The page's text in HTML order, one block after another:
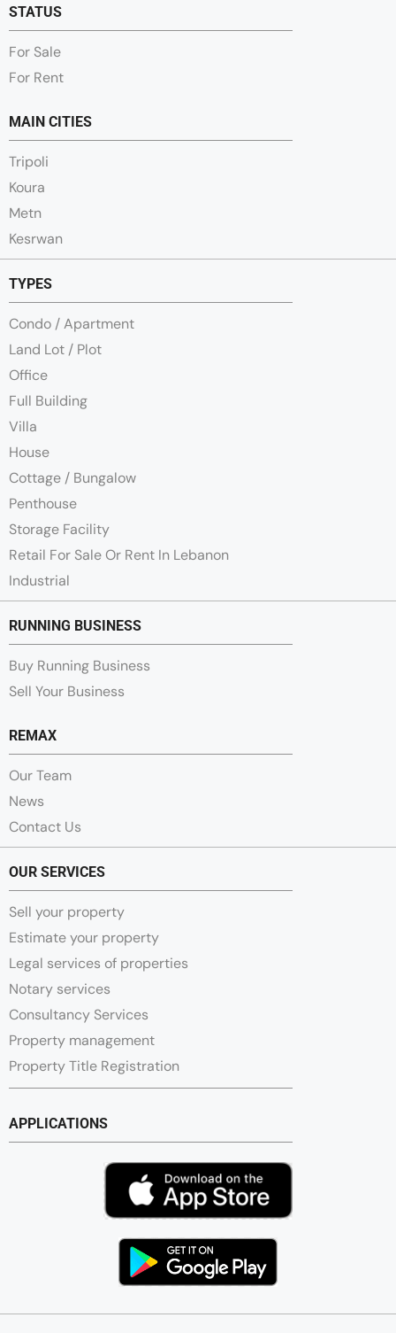
STATUS
For Sale
For Rent
MAIN CITIES
Tripoli
Koura
Metn
Kesrwan
TYPES
Condo / Apartment
Land Lot / Plot
Office
Full Building
Villa
House
Cottage / Bungalow
Penthouse
Storage Facility
Retail For Sale Or Rent In Lebanon
Industrial
RUNNING BUSINESS
Buy Running Business
Sell Your Business
REMAX
Our Team
News
Contact Us
OUR SERVICES
Sell your property
Estimate your property
Legal services of properties
Notary services
Consultancy Services
Property management
Property Title Registration
APPLICATIONS